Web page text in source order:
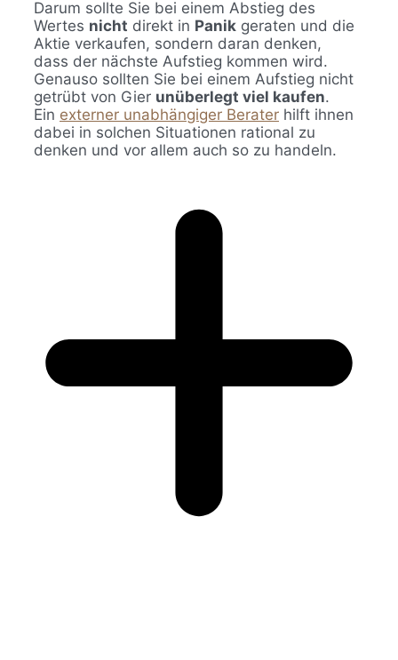
Darum sollte Sie bei einem Abstieg des
Wertes nicht direkt in Panik geraten und die
Aktie verkaufen, sondern daran denken,
dass der nächste Aufstieg kommen wird.
Genauso sollten Sie bei einem Aufstieg nicht
getrübt von Gier unüberlegt viel kaufen.
Ein externer unabhängiger Berater hilft ihnen
dabei in solchen Situationen rational zu
denken und vor allem auch so zu handeln.